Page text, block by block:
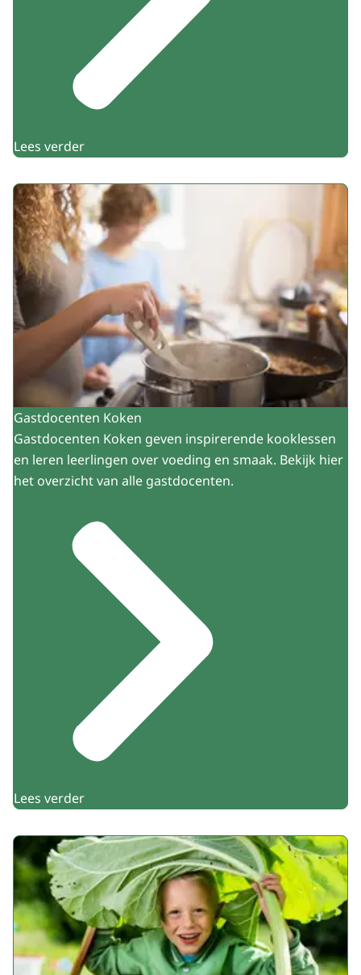
Lees verder
Gastdocenten Koken
Gastdocenten Koken geven inspirerende kooklessen
en leren leerlingen over voeding en smaak. Bekijk hier
het overzicht van alle gastdocenten.
Lees verder